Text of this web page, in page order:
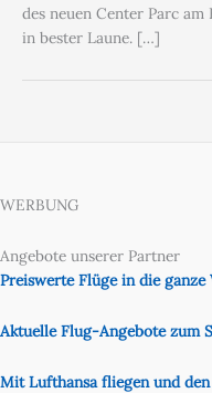
des neuen Center Parc
in bester Laune. […]
WERBUNG
Angebote unserer Partner
Preiswerte Flüge in die
Aktuelle Flug-Angebote zum
Mit Lufthansa fliegen und